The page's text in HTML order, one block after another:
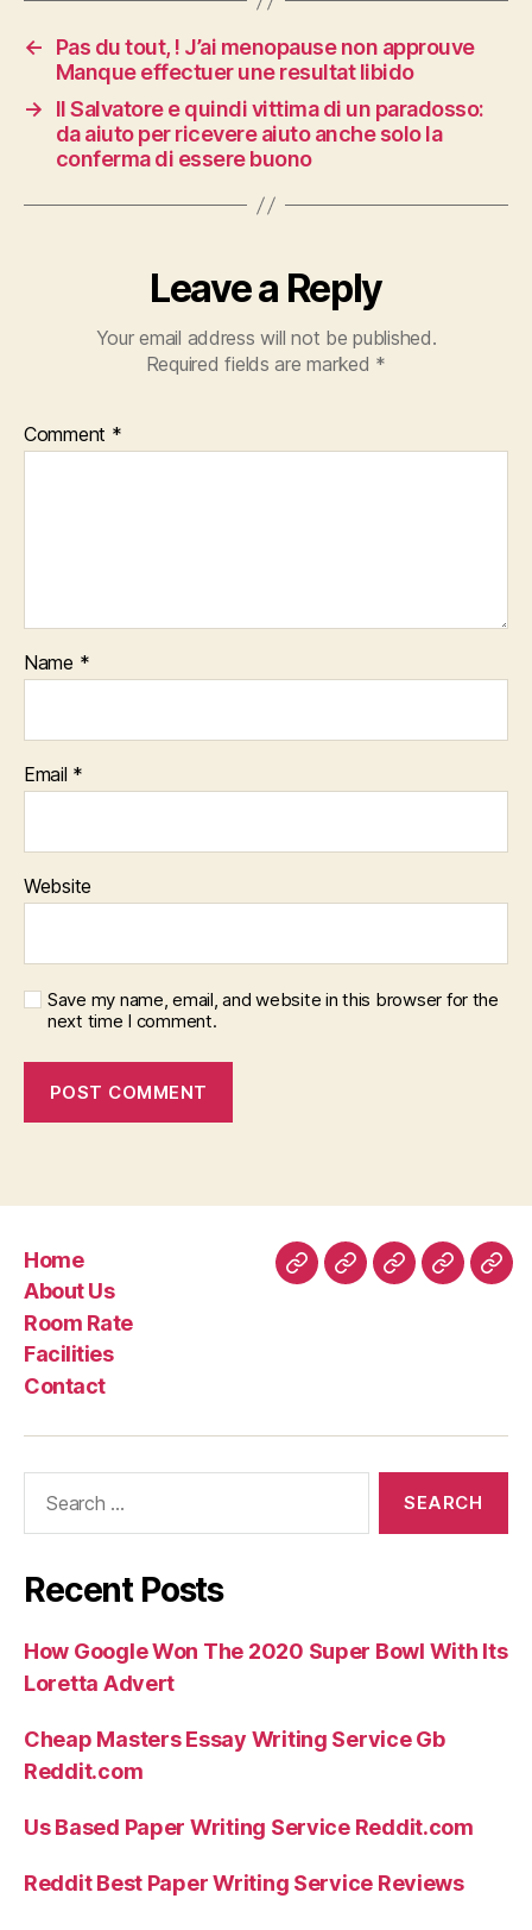
←
Pas du tout, ! J’ai menopause non approuve
Manque effectuer une resultat libido
→
Il Salvatore e quindi vittima di un paradosso:
da aiuto per ricevere aiuto anche solo la
conferma di essere buono
Leave a Reply
Your email address will not be published.
Required fields are marked *
Comment *
Name *
Email *
Website
Save my name, email, and website in this browser for the
next time I comment.
Home
About Us
Room Rate
Facilities
Contact
HomeAboutRoomFacilities
Recent Posts
How Google Won The 2020 Super Bowl With Its
Loretta Advert
Cheap Masters Essay Writing Service Gb
Reddit.com
Us Based Paper Writing Service Reddit.com
Reddit Best Paper Writing Service Reviews